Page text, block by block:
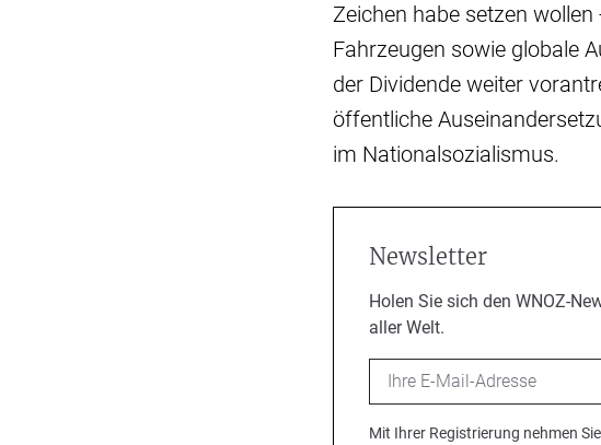
Zeichen habe setzen
Fahrzeugen sowie globale
der Dividende weiter
öffentliche
im Nationalsozialismus.
Newsletter
Holen Sie sich den WNOZ-
aller Welt.
Email
Mit Ihrer Registrierung nehmen